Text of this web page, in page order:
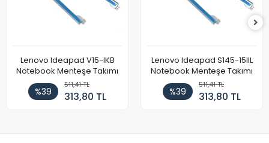
Lenovo Ideapad V15-IKB
Notebook Menteşe Takımı
%39
511,41 TL
313,80 TL
Lenovo Ideapad S145-15IIL
Notebook Menteşe Takımı
%39
511,41 TL
313,80 TL